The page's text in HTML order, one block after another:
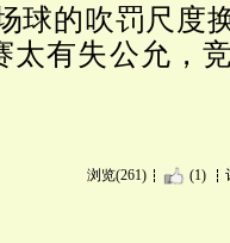
球的吹罚尺度
太有失公允，
浏览(261) (1)